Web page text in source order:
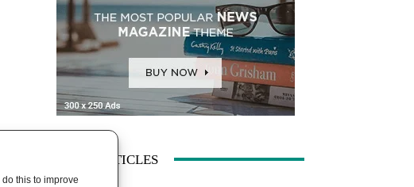
this to improve
LATEST ARTICLES